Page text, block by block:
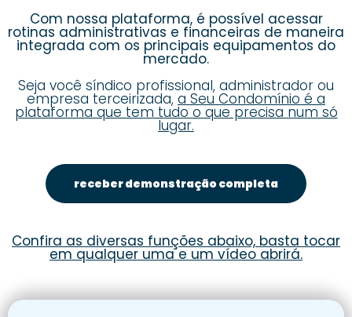
Com nossa plataforma, é possível acessar
rotinas administrativas e financeiras de maneira
integrada com os principais equipamentos do
mercado.
Seja você síndico profissional, administrador ou
empresa terceirizada, a Seu Condomínio é a
plataforma que tem tudo o que precisa num só
lugar.
receber demonstração completa
Confira as diversas funções abaixo, basta tocar
em qualquer uma e um vídeo abrirá.